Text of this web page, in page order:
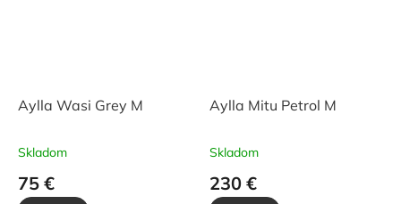
Aylla Wasi Grey M
Skladom
75 €
Aylla Mitu Petrol M
Skladom
230 €